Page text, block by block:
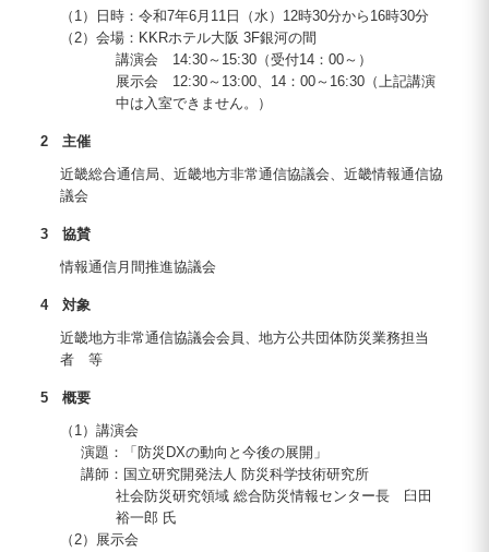
（1）日時：令和7年6月11日（水）12時30分から16時30分
（2）会場：KKRホテル大阪 3F銀河の間
講演会 14:30～15:30（受付14：00～）
展示会 12:30～13:00、14：00～16:30（上記講演
中は入室できません。）
2 主催
近畿総合通信局、近畿地方非常通信協議会、近畿情報通信協
議会
3 協賛
情報通信月間推進協議会
4 対象
近畿地方非常通信協議会会員、地方公共団体防災業務担当
者 等
5 概要
（1）講演会
演題：「防災DXの動向と今後の展開」
講師：国立研究開発法人 防災科学技術研究所
社会防災研究領域 総合防災情報センター長 臼田
裕一郎 氏
（2）展示会